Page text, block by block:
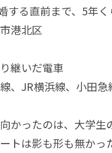
する直前まで、5年
港北区
継いだ電車
、JR横浜線、小田
かったのは、大学
トは影も形も無かっ